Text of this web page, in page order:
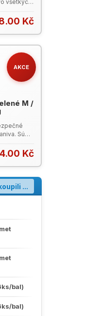
všetkých
Kč
AKCE
M /
Sú
dĺžka
Kč
...
bal)
bal)